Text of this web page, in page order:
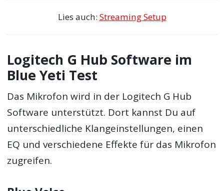
Lies auch: Streaming Setup
Logitech G Hub Software im
Blue Yeti Test
Das Mikrofon wird in der Logitech G Hub
Software unterstützt. Dort kannst Du auf
unterschiedliche Klangeinstellungen, einen
EQ und verschiedene Effekte für das Mikrofon
zugreifen.